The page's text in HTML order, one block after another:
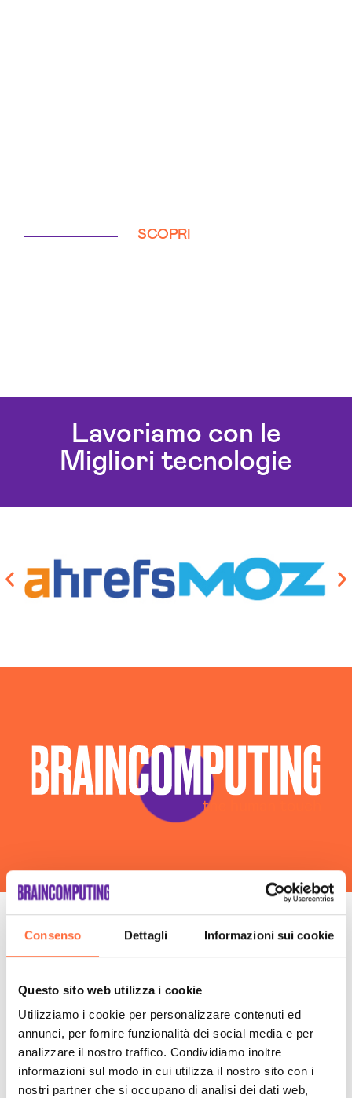
Consenso Dettagli Informazioni sui cookie
Questo sito web utilizza i cookie
Utilizziamo i cookie per personalizzare contenuti ed
annunci, per fornire funzionalità dei social media e per
analizzare il nostro traffico. Condividiamo inoltre
informazioni sul modo in cui utilizza il nostro sito con i
nostri partner che si occupano di analisi dei dati web,
SCOPRI
Lavoriamo con le
Migliori tecnologie
La tua scalata
verso il successo
inizia da qui: